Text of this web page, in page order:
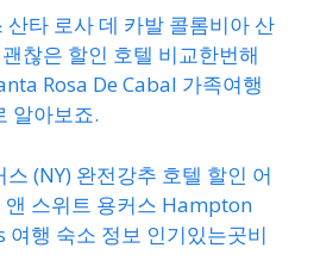
타 로사 데 카발 콜롬비아 산
찮은 할인 호텔 비교한번해
Rosa De Cabal 가족여행
알아보죠.
(NY) 완전강추 호텔 할인 어
앤 스위트 용커스 Hampton
여행 숙소 정보 인기있는곳비